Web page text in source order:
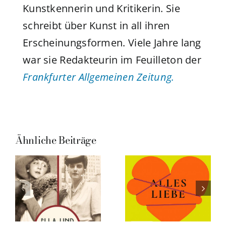
Kunstkennerin und Kritikerin. Sie
schreibt über Kunst in all ihren
Erscheinungsformen. Viele Jahre lang
war sie Redakteurin im Feuilleton der
Frankfurter Allgemeinen Zeitung.
Ähnliche Beiträge